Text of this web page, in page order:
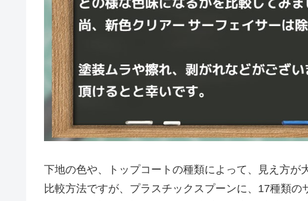
下地の色や、トップコートの種類によって、見え方が
比較方法ですが、プラスチックスプーンに、17種類